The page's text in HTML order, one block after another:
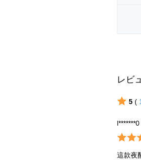
レビ
5(
l*******0
這款夜